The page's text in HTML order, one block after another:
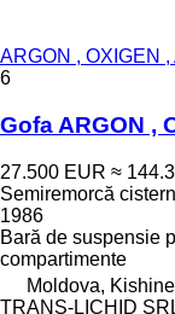
ARGON , OXIGEN ,
6
Gofa ARGON ,
27.500 EUR ≈
Semiremorcă
1986
Bară de suspensie
compartimente
Moldova,
TRANS-LICHID